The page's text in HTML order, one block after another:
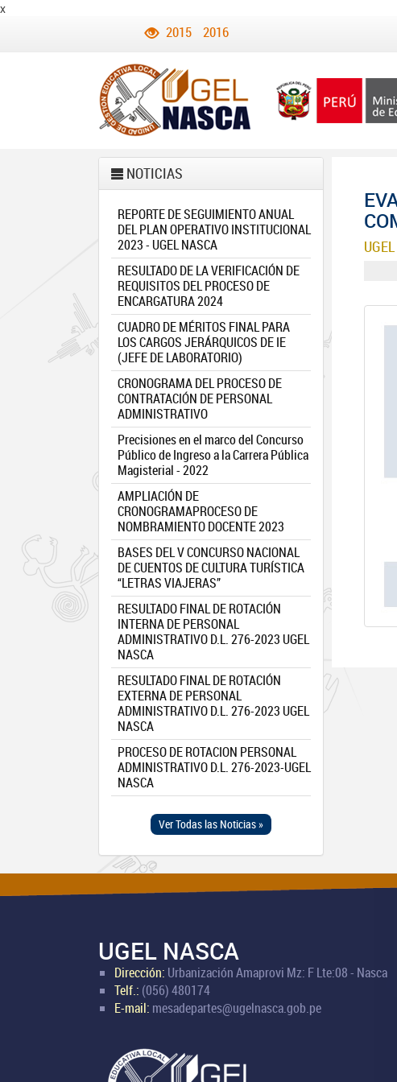
x
2015 2016
NOTICIAS
REPORTE DE SEGUIMIENTO ANUAL
DEL PLAN OPERATIVO INSTITUCIONAL
2023 - UGEL NASCA
RESULTADO DE LA VERIFICACIÓN DE
REQUISITOS DEL PROCESO DE
ENCARGATURA 2024
CUADRO DE MÉRITOS FINAL PARA
LOS CARGOS JERÁRQUICOS DE IE
(JEFE DE LABORATORIO)
CRONOGRAMA DEL PROCESO DE
CONTRATACIÓN DE PERSONAL
ADMINISTRATIVO
Precisiones en el marco del Concurso
Público de Ingreso a la Carrera Pública
Magisterial - 2022
AMPLIACIÓN DE
CRONOGRAMAPROCESO DE
NOMBRAMIENTO DOCENTE 2023
BASES DEL V CONCURSO NACIONAL
DE CUENTOS DE CULTURA TURÍSTICA
“LETRAS VIAJERAS”
RESULTADO FINAL DE ROTACIÓN
INTERNA DE PERSONAL
ADMINISTRATIVO D.L. 276-2023 UGEL
NASCA
RESULTADO FINAL DE ROTACIÓN
EXTERNA DE PERSONAL
ADMINISTRATIVO D.L. 276-2023 UGEL
NASCA
PROCESO DE ROTACION PERSONAL
ADMINISTRATIVO D.L. 276-2023-UGEL
NASCA
Ver Todas las Noticias »
UGEL NASCA
Dirección: Urbanización Amaprovi Mz: F Lte:08 - Nasca
Telf.: (056) 480174
E-mail: mesadepartes@ugelnasca.gob.pe